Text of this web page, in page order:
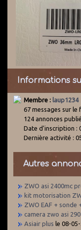
Informations
Membre : laup1234
67 messages sur le
124 annonces
Date d'inscription :
Dernière activité :
Autres
ZWO asi 2400mc
kit motorisation
ZWO EAF + sonde
camera zwo asi
Asiair plus le 08-